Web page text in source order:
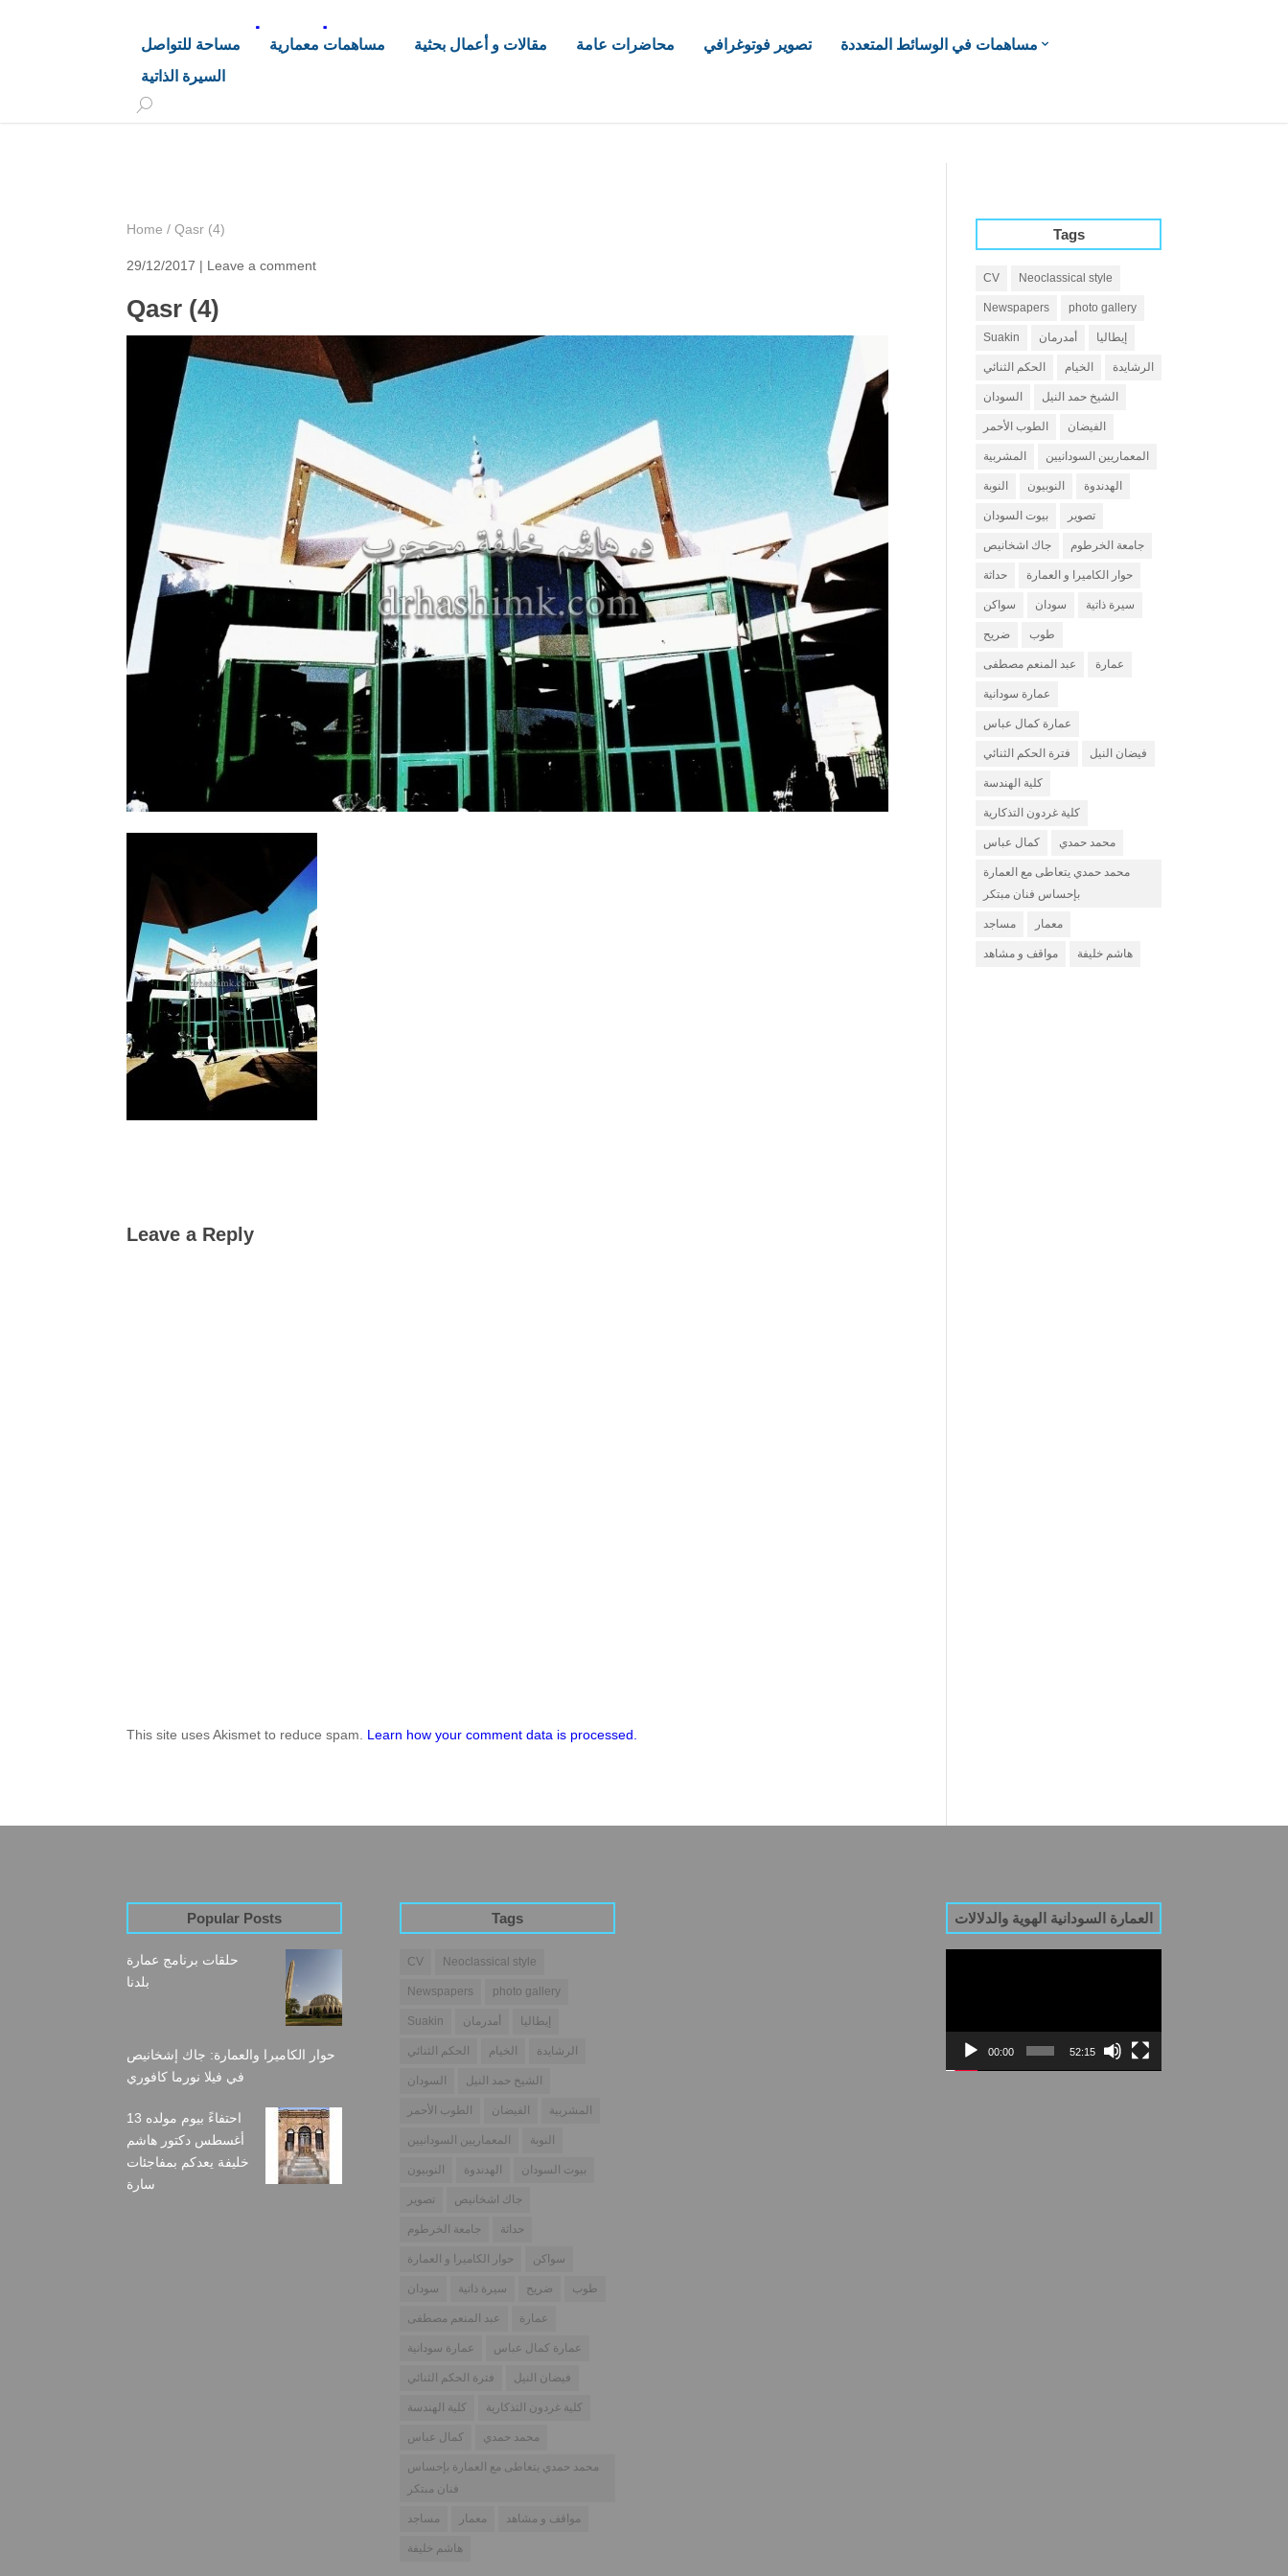
د. هاشم خليفة محجوب
مساحة للتواصل مساهمات معمارية مقالات و أعمال بحثية محاضرات عامة تصوير فوتوغرافي
مساهمات في الوسائط المتعددة
السيرة الذاتية
Home / Qasr (4)
29/12/2017 | Leave a comment
Qasr (4)
Leave a Reply
This site uses Akismet to reduce spam. Learn how your comment data is processed.
Tags
CV Neoclassical style
Newspapers photo gallery
Suakin أمدرمان إيطاليا
الحكم الثنائي الخيام الرشايدة
السودان الشيخ حمد النيل
الطوب الأحمر الفيضان
المشربية المعماريين السودانيين
النوبة النوبيون الهدندوة
بيوت السودان تصوير
جاك اشخانيص جامعة الخرطوم
حداثة حوار الكاميرا و العمارة
سواكن سودان سيرة ذاتية
ضريح طوب
عبد المنعم مصطفى عمارة
عمارة سودانية
عمارة كمال عباس
فترة الحكم الثنائي فيضان النيل
كلية الهندسة
كلية غردون التذكارية
كمال عباس محمد حمدي
محمد حمدي يتعاطى مع العمارة
بإحساس فنان مبتكر
مساجد معمار
مواقف و مشاهد هاشم خليفة
Popular Posts
حلقات برنامج عمارة
بلدنا
حوار الكاميرا والعمارة: جاك إشخانيص
في فيلا نورما كافوري
احتفاءً بيوم مولده 13
أغسطس دكتور هاشم
خليفة يعدكم بمفاجئات
سارة
Tags
CV Neoclassical style
Newspapers photo gallery
Suakin أمدرمان إيطاليا
الحكم الثنائي الخيام الرشايدة
السودان الشيخ حمد النيل
الطوب الأحمر الفيضان المشربية
المعماريين السودانيين النوبة
النوبيون الهدندوة بيوت السودان
تصوير جاك اشخانيص
جامعة الخرطوم حداثة
حوار الكاميرا و العمارة سواكن
سودان سيرة ذاتية ضريح طوب
عبد المنعم مصطفى عمارة
عمارة سودانية عمارة كمال عباس
فترة الحكم الثنائي فيضان النيل
كلية الهندسة كلية غردون التذكارية
كمال عباس محمد حمدي
محمد حمدي يتعاطى مع العمارة بإحساس
فنان مبتكر
مساجد معمار مواقف و مشاهد
هاشم خليفة
العمارة السودانية الهوية والدلالات
00:00 52:15